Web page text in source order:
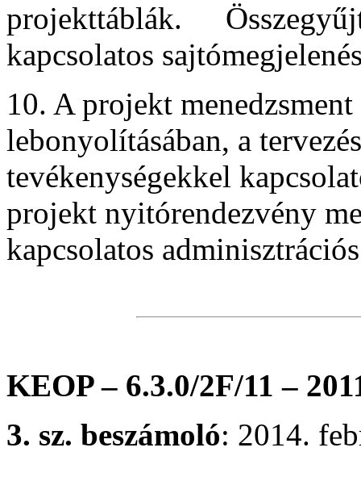
projekttáblák.
kapcsolatos
10. A projekt menedzsment
lebonyolításában, a
tevékenységekkel
projekt nyitórendezvény
kapcsolatos
KEOP – 6.3.0/2F/11 –
3. sz. beszámoló: 2014.